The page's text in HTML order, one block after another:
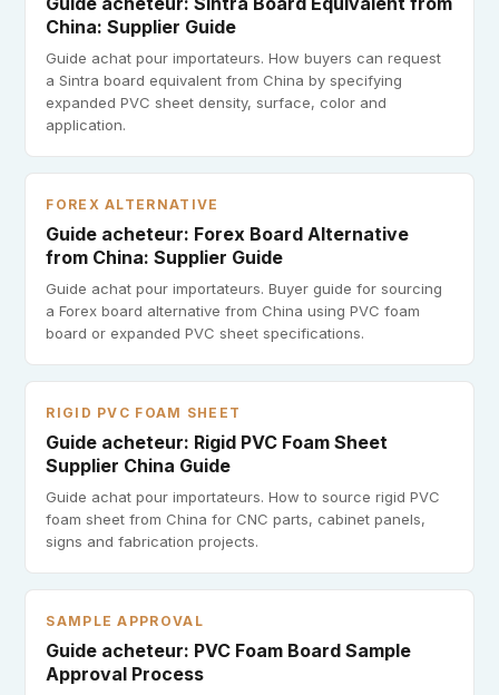
China: Supplier Guide
Guide achat pour importateurs. How buyers can request
a Sintra board equivalent from China by specifying
expanded PVC sheet density, surface, color and
application.
FOREX ALTERNATIVE
Guide acheteur: Forex Board Alternative
from China: Supplier Guide
Guide achat pour importateurs. Buyer guide for sourcing
a Forex board alternative from China using PVC foam
board or expanded PVC sheet specifications.
RIGID PVC FOAM SHEET
Guide acheteur: Rigid PVC Foam Sheet
Supplier China Guide
Guide achat pour importateurs. How to source rigid PVC
foam sheet from China for CNC parts, cabinet panels,
signs and fabrication projects.
SAMPLE APPROVAL
Guide acheteur: PVC Foam Board Sample
Approval Process